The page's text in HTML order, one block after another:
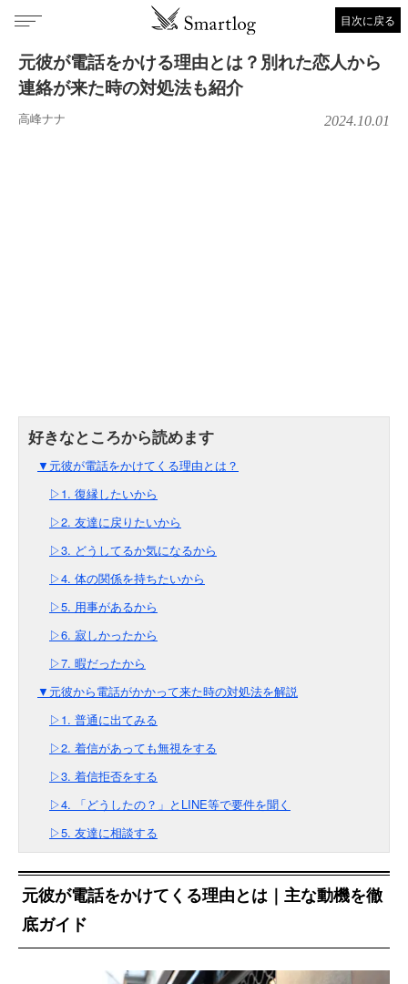
目次に戻る
元彼が電話をかける理由とは？別れた恋人から
連絡が来た時の対処法も紹介
高峰ナナ 2024.10.01
▼元彼が電話をかけてくる理由とは？
▷1. 復縁したいから
▷2. 友達に戻りたいから
▷3. どうしてるか気になるから
▷4. 体の関係を持ちたいから
▷5. 用事があるから
▷6. 寂しかったから
▷7. 暇だったから
▼元彼から電話がかかって来た時の対処法を解説
▷1. 普通に出てみる
▷2. 着信があっても無視をする
▷3. 着信拒否をする
▷4. 「どうしたの？」とLINE等で要件を聞く
▷5. 友達に相談する
元彼が電話をかけてくる理由とは｜主な動機を徹
底ガイド